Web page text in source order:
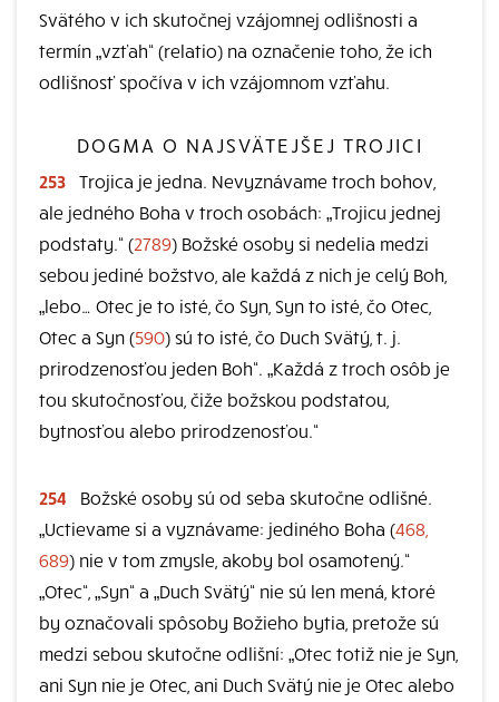
Svätého v ich skutočnej vzájomnej odlišnosti a
termín „vzťah“ (relatio) na označenie toho, že ich
odlišnosť spočíva v ich vzájomnom vzťahu.
DOGMA O NAJSVÄTEJŠEJ TROJICI
253 Trojica je jedna. Nevyznávame troch bohov,
ale jedného Boha v troch osobách: „Trojicu jednej
podstaty.“ (2789) Božské osoby si nedelia medzi
sebou jediné božstvo, ale každá z nich je celý Boh,
„lebo… Otec je to isté, čo Syn, Syn to isté, čo Otec,
Otec a Syn (590) sú to isté, čo Duch Svätý, t. j.
prirodzenosťou jeden Boh“. „Každá z troch osôb je
tou skutočnosťou, čiže božskou podstatou,
bytnosťou alebo prirodzenosťou.“
254
Božské osoby sú od seba skutočne odlišné.
„Uctievame si a vyznávame: jediného Boha (468,
689) nie v tom zmysle, akoby bol osamotený.“
„Otec“, „Syn“ a „Duch Svätý“ nie sú len mená, ktoré
by označovali spôsoby Božieho bytia, pretože sú
medzi sebou skutočne odlišní: „Otec totiž nie je Syn,
ani Syn nie je Otec, ani Duch Svätý nie je Otec alebo